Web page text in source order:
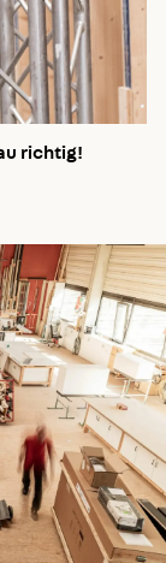
richtig!